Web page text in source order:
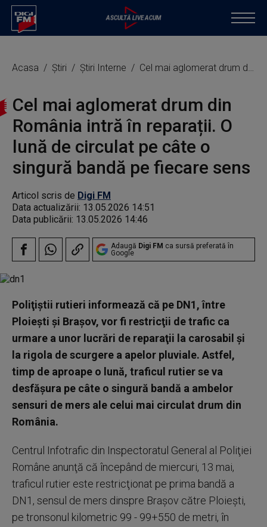
Acasa Știri Știri Interne Cel mai aglomerat drum din România intră în reparații. O lună de circulat pe câte o singură bandă pe fiecare sens
Cel mai aglomerat drum din
România intră în reparații. O
lună de circulat pe câte o
singură bandă pe fiecare sens
Articol scris de Digi FM
Data actualizării: 13.05.2026 14:51
Data publicării: 13.05.2026 14:46
Adaugă Digi FM ca sursă preferată în
Google
Poliţiştii rutieri informează că pe DN1, între
Ploieşti şi Braşov, vor fi restricţii de trafic ca
urmare a unor lucrări de reparaţii la carosabil şi
la rigola de scurgere a apelor pluviale. Astfel,
timp de aproape o lună, traficul rutier se va
desfăşura pe câte o singură bandă a ambelor
sensuri de mers ale celui mai circulat drum din
România.
Centrul Infotrafic din Inspectoratul General al Poliţiei
Române anunţă că începând de miercuri, 13 mai,
traficul rutier este restricţionat pe prima bandă a
DN1, sensul de mers dinspre Braşov către Ploieşti,
pe tronsonul kilometric 99 - 99+550 de metri, în